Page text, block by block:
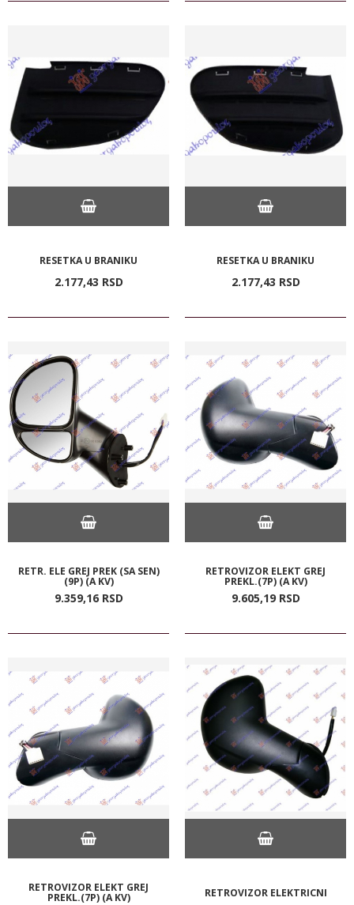
RESETKA U BRANIKU
2.177,43 RSD
RESETKA U BRANIKU
2.177,43 RSD
RETR. ELE GREJ PREK (SA SEN)
(9P) (A KV)
9.359,16 RSD
RETROVIZOR ELEKT GREJ
PREKL.(7P) (A KV)
9.605,19 RSD
RETROVIZOR ELEKT GREJ
PREKL.(7P) (A KV) RETROVIZOR ELEKTRICNI